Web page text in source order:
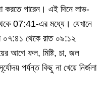
করতে পারেন। এই দিনে লাভ-
07:41-এর মধ্যে। যেখানে
০৭:৪১ থেকে রাত ০৯:১২
আগে ফল, মিষ্টি, চা, জল
পর্যন্ত কিছু না খেয়ে নির্জলা